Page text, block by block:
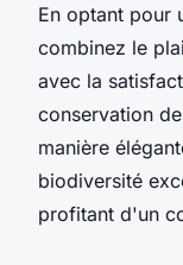
En optant pour
combinez le
avec la
conservation
manière
biodiversité
profitant d'un